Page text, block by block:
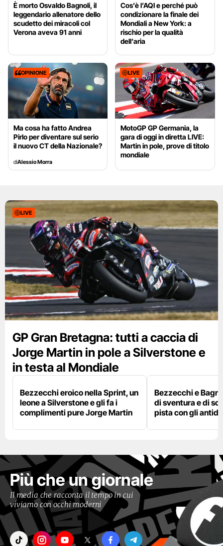
È morto Osvaldo Bagnoli, il
leggendario allenatore dello
scudetto dei miracoli col
Verona aveva 91 anni
Cos’è l’AQI e perché può
condizionare la finale dei
Mondiali a New York: a
rischio per la qualità
dell’aria
OPINIONE
Ma cosa ha fatto Andrea
Pirlo per diventare sul serio
il nuovo CT della Nazionale?
diAlessio Morra
LIVE
MotoGP GP Germania, la
gara di oggi in diretta LIVE:
Martin in pole, prove di titolo
mondiale
LIVE
GP Gran Bretagna: tutti a caccia di
Jorge Martin in pole a Silverstone e
in testa al Mondiale
Bezzecchi eroico nella Sprint, un
leone a Silverstone e gli fa i
complimenti pure Jorge Martin
Bezzecchi e
di sventura e di
pista con gli
Più che un giornale
Il media che racconta il tempo in cui
viviamo con occhi moderni